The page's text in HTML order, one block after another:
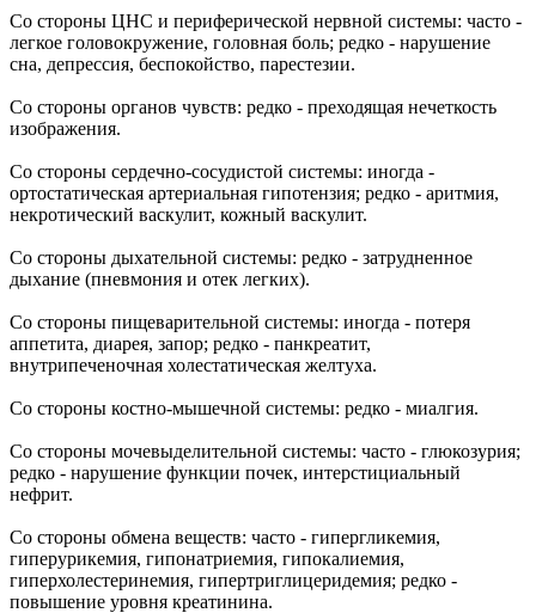
Со стороны ЦНС и периферической нервной системы: часто -
легкое головокружение, головная боль; редко - нарушение
сна, депрессия, беспокойство, парестезии.
Со стороны органов чувств: редко - преходящая нечеткость
изображения.
Со стороны сердечно-сосудистой системы: иногда -
ортостатическая артериальная гипотензия; редко - аритмия,
некротический васкулит, кожный васкулит.
Со стороны дыхательной системы: редко - затрудненное
дыхание (пневмония и отек легких).
Со стороны пищеварительной системы: иногда - потеря
аппетита, диарея, запор; редко - панкреатит,
внутрипеченочная холестатическая желтуха.
Со стороны костно-мышечной системы: редко - миалгия.
Со стороны мочевыделительной системы: часто - глюкозурия;
редко - нарушение функции почек, интерстициальный
нефрит.
Со стороны обмена веществ: часто - гипергликемия,
гиперурикемия, гипонатриемия, гипокалиемия,
гиперхолестеринемия, гипертриглицеридемия; редко -
повышение уровня креатинина.